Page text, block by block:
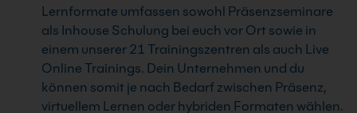
Lernformate umfassen sowohl Präsenzseminare
als Inhouse Schulung bei euch vor Ort sowie in
einem unserer 21 Trainingszentren als auch Live
Online Trainings. Dein Unternehmen und du
können somit je nach Bedarf zwischen Präsenz,
virtuellem Lernen oder hybriden Formaten wählen.